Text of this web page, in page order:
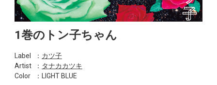
1巻のトン子ちゃん
Label ： カツ子
Artist
： タナカカツキ
Color
：LIGHT BLUE